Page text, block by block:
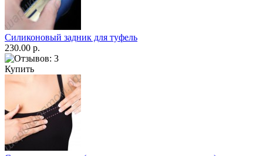
Силиконовый задник для туфель
230.00 р.
Купить